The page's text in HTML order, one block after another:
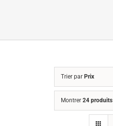
Trier par Prix
Montrer 24 produits